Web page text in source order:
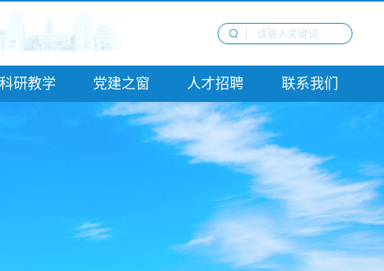
科研教学 党建之窗 人才招聘 联系我们